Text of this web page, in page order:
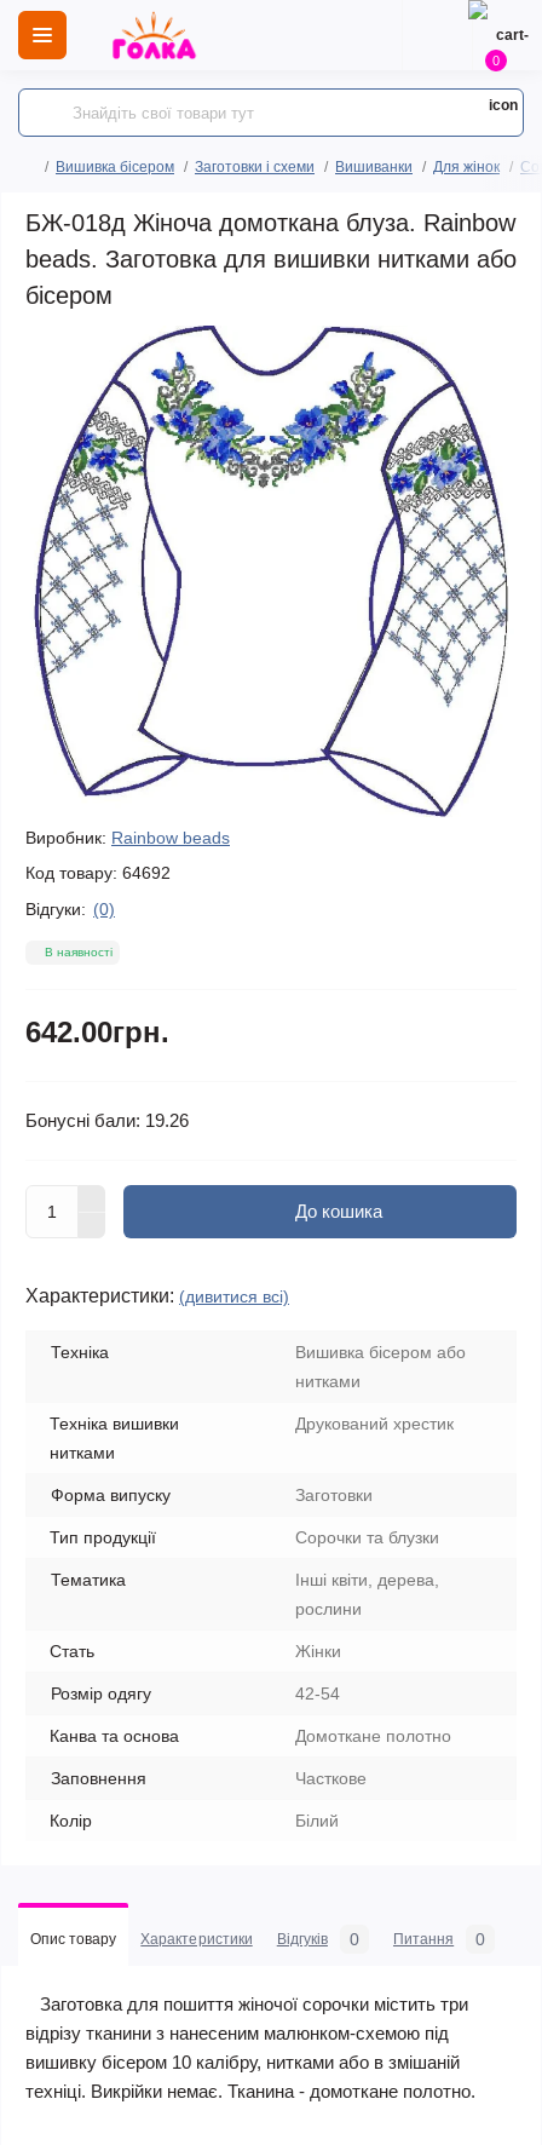
0
Вишивка бісером Заготовки і схеми Вишиванки Для жінок
БЖ-018д Жіноча домоткана блуза. Rainbow
beads. Заготовка для вишивки нитками або
бісером
Виробник: Rainbow beads
Код товару: 64692
Відгуки: (0)
В наявності
642.00грн.
Бонусні бали: 19.26
До кошика
Характеристики: (дивитися всі)
Техніка
Вишивка бісером або
нитками
Техніка вишивки
нитками
Друкований хрестик
Форма випуску Заготовки
Тип продукції Сорочки та блузки
Тематика
Інші квіти, дерева,
рослини
Стать Жінки
Розмір одягу 42-54
Канва та основа Домоткане полотно
Заповнення Часткове
Колір Білий
Опис товару Характеристики Відгуків 0 Питання 0
Заготовка для пошиття жіночої сорочки містить три
відрізу тканини з нанесеним малюнком-схемою під
вишивку бісером 10 калібру, нитками або в змішаній
техніці. Викрійки немає. Тканина - домоткане полотно.